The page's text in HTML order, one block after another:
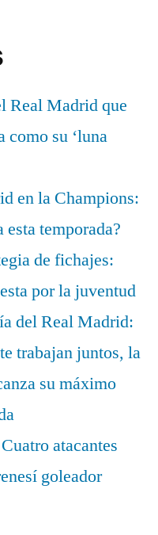
Real Madrid que
como su ‘luna
en la Champions:
temporada?
de fichajes:
por la juventud
del Real Madrid:
trabajan juntos, la
su máximo
atacantes
goleador